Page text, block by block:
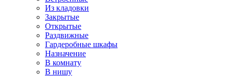
Из кладовки
Закрытые
Открытые
Раздвижные
Гардеробные шкафы
Назначение
В комнату
В нишу